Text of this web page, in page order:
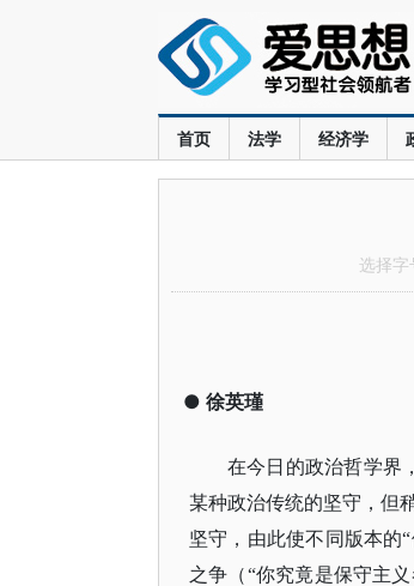
首页 法学 经济学
选择字
● 徐英瑾
在今日的政治哲学界
某种政治传统的坚守，但
坚守，由此使不同版本的
之争（“你究竟是保守主